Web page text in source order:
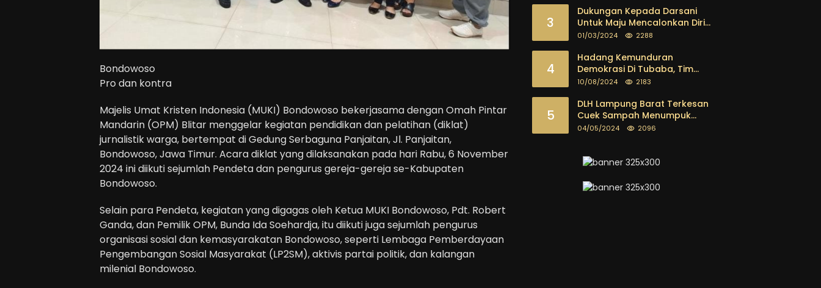
Bondowoso
Pro dan kontra
Majelis Umat Kristen Indonesia (MUKI) Bondowoso bekerjasama dengan Omah Pintar
Mandarin (OPM) Blitar menggelar kegiatan pendidikan dan pelatihan (diklat)
jurnalistik warga, bertempat di Gedung Serbaguna Panjaitan, Jl. Panjaitan,
Bondowoso, Jawa Timur. Acara diklat yang dilaksanakan pada hari Rabu, 6 November
2024 ini diikuti sejumlah Pendeta dan pengurus gereja-gereja se-Kabupaten
Bondowoso.
Selain para Pendeta, kegiatan yang digagas oleh Ketua MUKI Bondowoso, Pdt. Robert
Ganda, dan Pemilik OPM, Bunda Ida Soehardja, itu diikuti juga sejumlah pengurus
organisasi sosial dan kemasyarakatan Bondowoso, seperti Lembaga Pemberdayaan
Pengembangan Sosial Masyarakat (LP2SM), aktivis partai politik, dan kalangan
milenial Bondowoso.
Tegas
3
Dukungan Kepada Darsani
Untuk Maju Mencalonkan Diri
sebagai Calon Bupati
Dari Kalangan Pemuda
sampai dengan tokoh
masyarakat
01/03/2024 2288
4
Hadang Kemunduran
Demokrasi Di Tubaba, Tim
Pemenangan Kotak Kosong
10/08/2024 2183
5
DLH Lampung Barat Terkesan
Cuek Sampah Menumpuk
Tebarkan Bau Busuk
04/05/2024 2096